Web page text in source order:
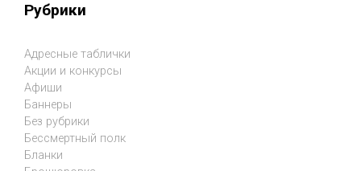
Рубрики
Адресные таблички
Акции и конкурсы
Афиши
Баннеры
Без рубрики
Бессмертный полк
Бланки